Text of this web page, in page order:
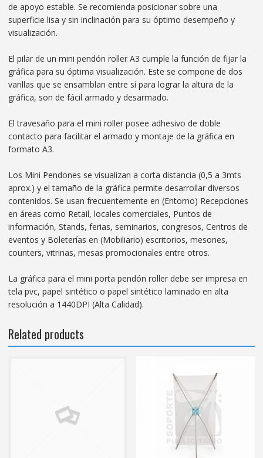
de apoyo estable. Se recomienda posicionar sobre una
superficie lisa y sin inclinación para su óptimo desempeño y
visualización.
El pilar de un mini pendón roller A3 cumple la función de fijar la
gráfica para su óptima visualización. Este se compone de dos
varillas que se ensamblan entre sí para lograr la altura de la
gráfica, son de fácil armado y desarmado.
El travesaño para el mini roller posee adhesivo de doble
contacto para facilitar el armado y montaje de la gráfica en
formato A3.
Los Mini Pendones se visualizan a corta distancia (0,5 a 3mts
aprox.) y el tamaño de la gráfica permite desarrollar diversos
contenidos. Se usan frecuentemente en (Entorno) Recepciones
en áreas como Retail, locales comerciales, Puntos de
información, Stands, ferias, seminarios, congresos, Centros de
eventos y Boleterías en (Mobiliario) escritorios, mesones,
counters, vitrinas, mesas promocionales entre otros.
La gráfica para el mini porta pendón roller debe ser impresa en
tela pvc, papel sintético o papel sintético laminado en alta
resolución a 1440DPI (Alta Calidad).
Related products